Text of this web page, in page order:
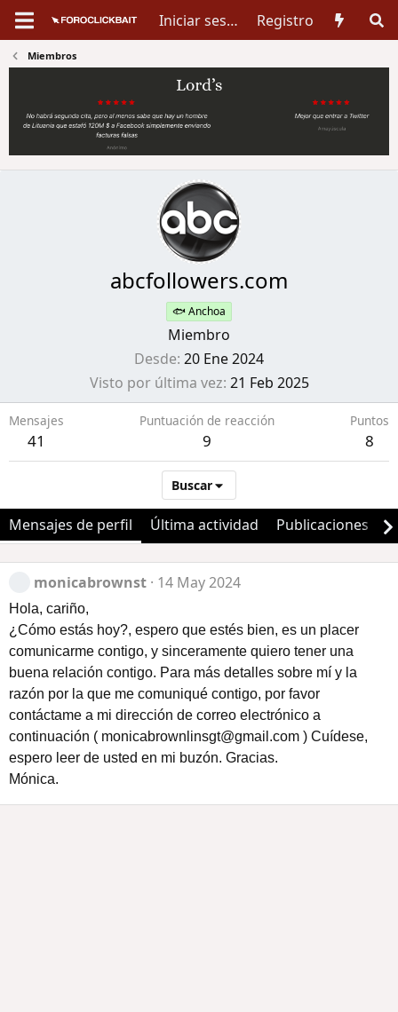
Iniciar sesión Registro
Miembros
abcfollowers.com
🐟 Anchoa
Miembro
Desde 20 Ene 2024
Visto por última vez 21 Feb 2025
Mensajes
41
Puntuación de reacción
9
Puntos
8
Buscar
Mensajes de perfil Última actividad Publicaciones
monicabrownst 14 May 2024
Hola, cariño,
¿Cómo estás hoy?, espero que estés bien, es un placer
comunicarme contigo, y sinceramente quiero tener una
buena relación contigo. Para más detalles sobre mí y la
razón por la que me comuniqué contigo, por favor
contáctame a mi dirección de correo electrónico a
continuación ( monicabrownlinsgt@gmail.com ) Cuídese,
espero leer de usted en mi buzón. Gracias.
Mónica.